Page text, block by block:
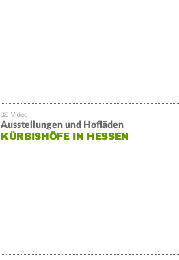
Ausstellungen und Hofläden
KÜRBISHÖFE IN HESSEN